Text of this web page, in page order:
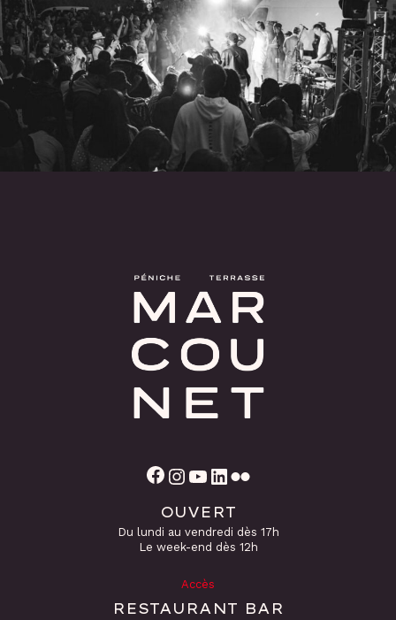
Facebook Instagram YouTube
OUVERT
Du lundi au vendredi dès 17h
Le week-end dès 12h
Accès
RESTAURANT BAR